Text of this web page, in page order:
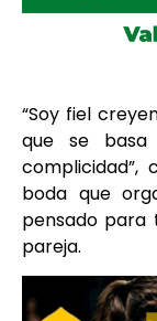
“Soy fiel
que se
complicidad”,
boda que
pensado para
pareja.